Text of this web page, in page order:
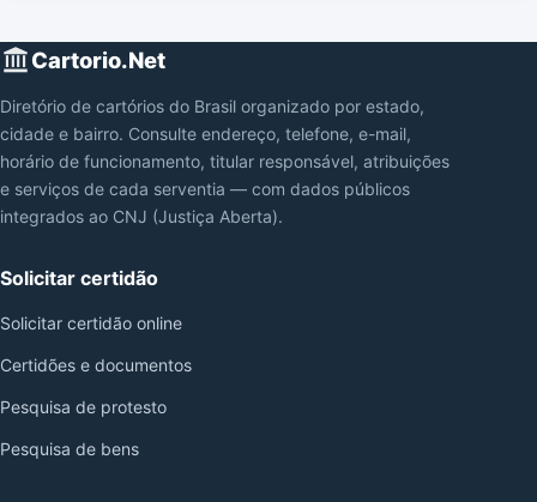
Cartorio.Net
Diretório de cartórios do Brasil organizado por estado,
cidade e bairro. Consulte endereço, telefone, e-mail,
horário de funcionamento, titular responsável, atribuições
e serviços de cada serventia — com dados públicos
integrados ao CNJ (Justiça Aberta).
Solicitar certidão
Solicitar certidão online
Certidões e documentos
Pesquisa de protesto
Pesquisa de bens